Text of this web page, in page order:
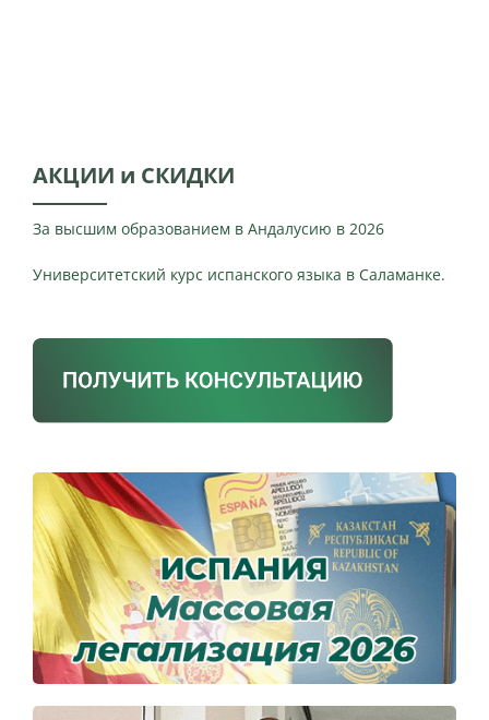
АКЦИИ и СКИДКИ
За высшим образованием в Андалусию в 2026
Университетский курс испанского языка в Саламанке.